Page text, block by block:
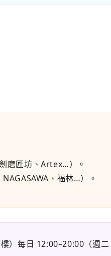
磨匠坊、Artex…）。
NAGASAWA、福林…）。
）每日 12:00–20:00（週